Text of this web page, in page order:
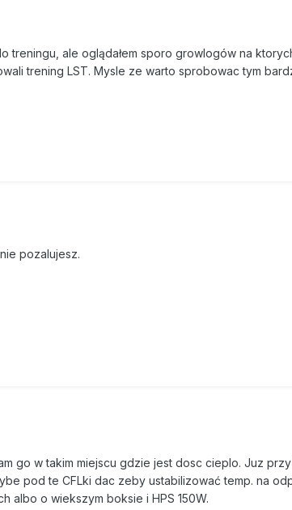
treningu, ale oglądałem sporo growlogów na
trening LST. Mysle ze warto sprobowac tym
pozalujesz.
go w takim miejscu gdzie jest dosc cieplo. Juz przy
pod te CFLki dac zeby ustabilizować temp. na
albo o wiekszym boksie i HPS 150W.